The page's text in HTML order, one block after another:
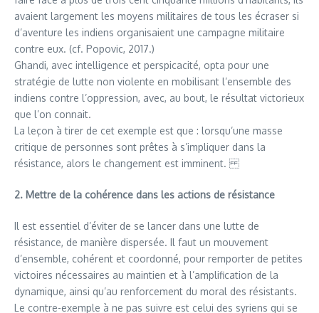
avaient largement les moyens militaires de tous les écraser si
d’aventure les indiens organisaient une campagne militaire
contre eux. (cf. Popovic, 2017.)
Ghandi, avec intelligence et perspicacité, opta pour une
stratégie de lutte non violente en mobilisant l’ensemble des
indiens contre l’oppression, avec, au bout, le résultat victorieux
que l’on connait.
La leçon à tirer de cet exemple est que : lorsqu’une masse
critique de personnes sont prêtes à s’impliquer dans la
résistance, alors le changement est imminent.
2. Mettre de la cohérence dans les actions de résistance
Il est essentiel d’éviter de se lancer dans une lutte de
résistance, de manière dispersée. Il faut un mouvement
d’ensemble, cohérent et coordonné, pour remporter de petites
victoires nécessaires au maintien et à l’amplification de la
dynamique, ainsi qu’au renforcement du moral des résistants.
Le contre-exemple à ne pas suivre est celui des syriens qui se